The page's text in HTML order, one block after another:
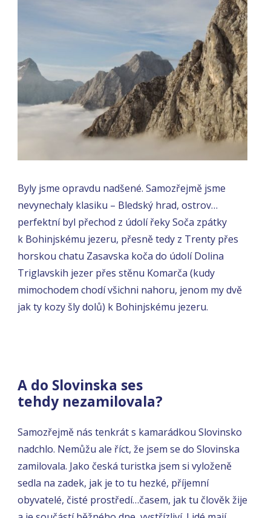
Byly jsme opravdu nadšené. Samozřejmě jsme
nevynechaly klasiku – Bledský hrad, ostrov…
perfektní byl přechod z údolí řeky Soča zpátky
k Bohinjskému jezeru, přesně tedy z Trenty přes
horskou chatu Zasavska koča do údolí Dolina
Triglavskih jezer přes stěnu Komarča (kudy
mimochodem chodí všichni nahoru, jenom my dvě
jak ty kozy šly dolů) k Bohinjskému jezeru.
A do Slovinska ses
tehdy nezamilovala?
Samozřejmě nás tenkrát s kamarádkou Slovinsko
nadchlo. Nemůžu ale říct, že jsem se do Slovinska
zamilovala. Jako česká turistka jsem si vyloženě
sedla na zadek, jak je to tu hezké, příjemní
obyvatelé, čisté prostředí…časem, jak tu člověk žije